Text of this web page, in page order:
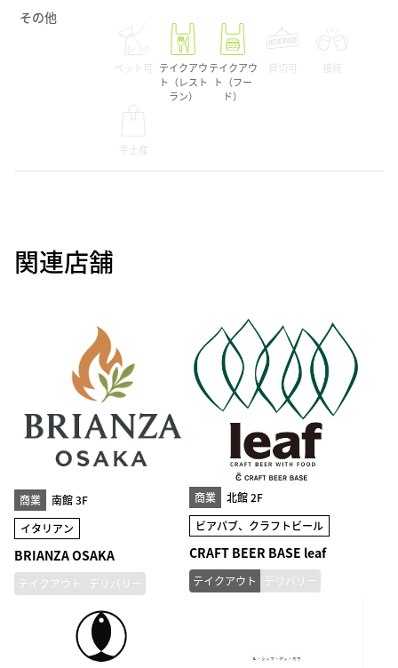
その他
ペット可 テイクアウ
ト（レスト
ラン）
テイクアウ
ト（フー
ド）
貸切可 接待
手土産
関連店舗
商業
南館 3F
イタリアン
BRIANZA OSAKA
テイクアウト デリバリー
商業
北館 2F
ビアパブ、クラフトビール
CRAFT BEER BASE leaf
テイクアウト デリバリー